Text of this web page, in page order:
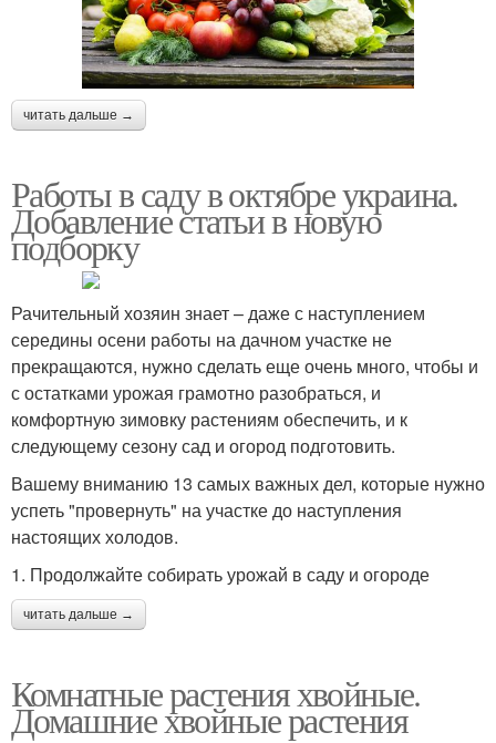
читать дальше →
Работы в саду в октябре украина.
Добавление статьи в новую
подборку
Рачительный хозяин знает – даже с наступлением
середины осени работы на дачном участке не
прекращаются, нужно сделать еще очень много, чтобы и
с остатками урожая грамотно разобраться, и
комфортную зимовку растениям обеспечить, и к
следующему сезону сад и огород подготовить.
Вашему вниманию 13 самых важных дел, которые нужно
успеть "провернуть" на участке до наступления
настоящих холодов.
1. Продолжайте собирать урожай в саду и огороде
читать дальше →
Комнатные растения хвойные.
Домашние хвойные растения